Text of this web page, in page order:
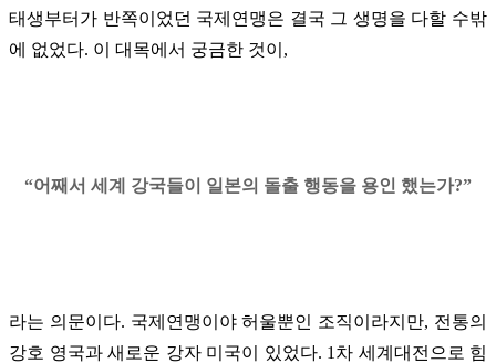
태생부터가 반쪽이었던 국제연맹은 결국 그 생명을 다할 수밖
에 없었다. 이 대목에서 궁금한 것이,
“어째서 세계 강국들이 일본의 돌출 행동을 용인 했는가?”
라는 의문이다. 국제연맹이야 허울뿐인 조직이라지만, 전통의
강호 영국과 새로운 강자 미국이 있었다. 1차 세계대전으로 힘